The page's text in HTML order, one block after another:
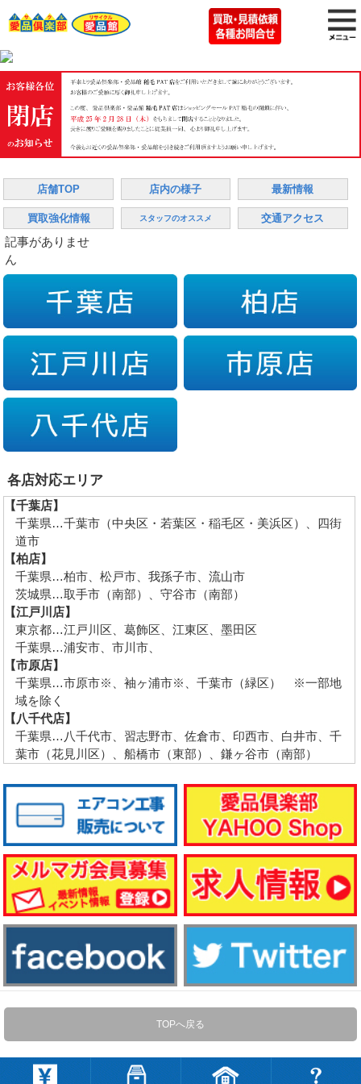
店舗TOP 店内の様子 最新情報
買取強化情報 スタッフのオススメ 交通アクセス
記事がありませ
ん
各店対応エリア
【千葉店】
千葉県…千葉市（中央区・若葉区・稲毛区・美浜区）、四街
道市
【柏店】
千葉県…柏市、松戸市、我孫子市、流山市
茨城県…取手市（南部）、守谷市（南部）
【江戸川店】
東京都…江戸川区、葛飾区、江東区、墨田区
千葉県…浦安市、市川市、
【市原店】
千葉県…市原市※、袖ヶ浦市※、千葉市（緑区） ※一部地
域を除く
【八千代店】
千葉県…八千代市、習志野市、佐倉市、印西市、白井市、千
葉市（花見川区）、船橋市（東部）、鎌ヶ谷市（南部）
TOPへ戻る